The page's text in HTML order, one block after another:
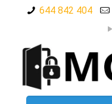
644 842 404